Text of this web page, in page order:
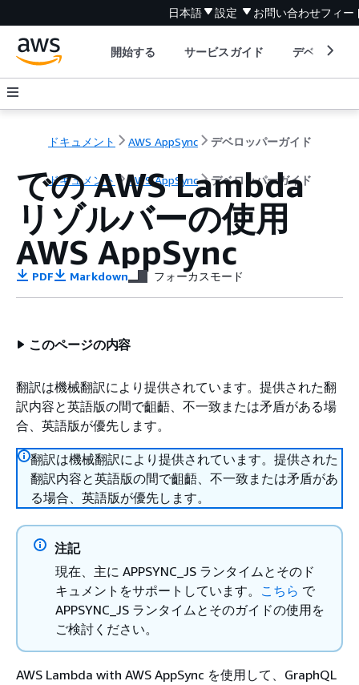
日本語 設定 お問い合わせフィー
開始する サービスガイド デベロッパ
ドキュメント AWS AppSync デベロッパーガイド
ドキュメント AWS AppSync デベロッパーガイド
での AWS Lambda
リゾルバーの使用
AWS AppSync
PDF Markdown フォーカスモード
このページの内容
翻訳は機械翻訳により提供されています。提供された翻
訳内容と英語版の間で齟齬、不一致または矛盾がある場
合、英語版が優先します。
翻訳は機械翻訳により提供されています。提供された
翻訳内容と英語版の間で齟齬、不一致または矛盾があ
る場合、英語版が優先します。
注記
現在、主に APPSYNC_JS ランタイムとそのド
キュメントをサポートしています。 こちら で
APPSYNC_JS ランタイムとそのガイドの使用を
ご検討ください。
AWS Lambda with AWS AppSync を使用して、GraphQL